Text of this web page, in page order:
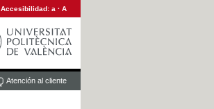
Accesibilidad: a · A
Atención al cliente